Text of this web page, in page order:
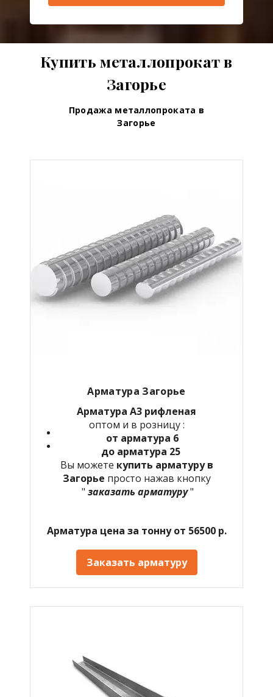
Купить металлопрокат в
Загорье
Продажа металлопроката в
Загорье
Арматура Загорье
Арматура А3 рифленая
оптом и в розницу :
от арматура 6
до арматура 25
Вы можете купить арматуру в
Загорье просто нажав кнопку
" заказать арматуру"
Арматура цена за тонну от 56500 р.
Заказать арматуру